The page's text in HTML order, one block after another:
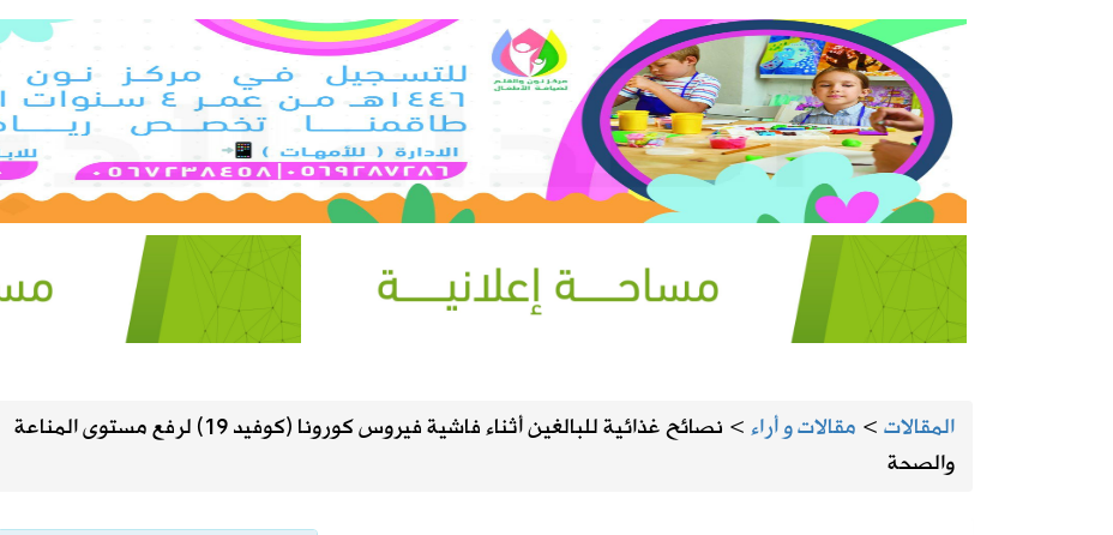
2026-08-0893 متبرعاً في اليوم الأول.. «بدمي أفديك 28» تواصل استقبال المتبرعين بالدم في المنيزلة
2026-08-08«إكس» تطلق برنامجًا جديدًا لمكافأة المحتوى الأصلي وتنهي «مشاركة الأرباح» في سبتمبر
2026-08-07المملكة وتركيا وباكستان توقع اتفاقية مكة للدفاع المشترك
2026-08-07 حساب المواطن يوضح: العمالة المنزلية ليست من التابعين
2026-08-07اقتران الثريا بالقمر يعلن اقتراب نهاية الصيف في سماء المملكة
2026-08-07الحرارة تصل لـ 50 مئوية.. الإنذار البرتقالي بموجة حارة على الأحساء وعدة مدن بالشرقية المقالات> مقالات و أراء>
نصائح غذائية للبالغين أثناء فاشية فيروس كورونا (كوفيد 19) لرفع مستوى المناعة
والصحة